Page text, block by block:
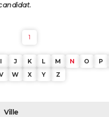
1
I J K L M N O P
W X Y Z
Ville